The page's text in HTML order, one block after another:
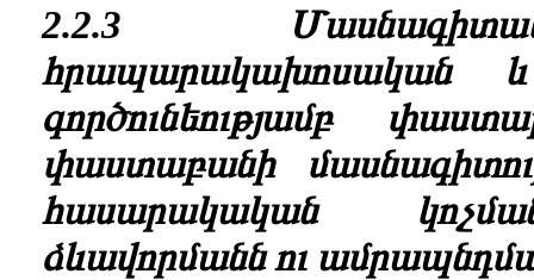
2.2.3
հրապարակախոսական
գործունեությամբ
փաստաբանի
հասարակական
ձևավորմանն ու